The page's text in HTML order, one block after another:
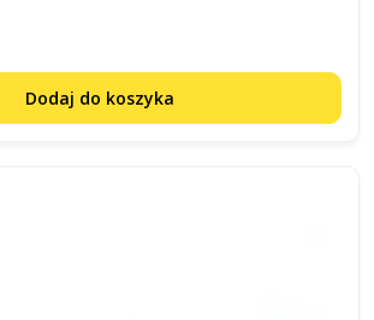
Dodaj do koszyka